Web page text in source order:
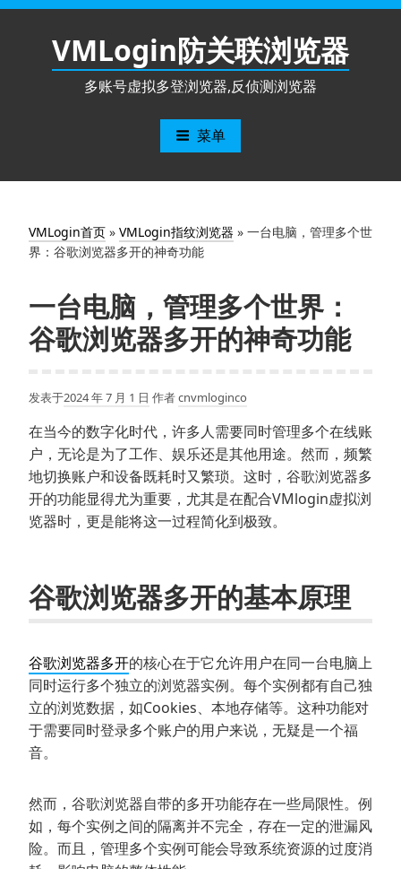
跳
VMLogin防关联浏览器
多账号虚拟多登浏览器,反侦测浏览器
菜单
VMLogin首页 » VMLogin指纹浏览器 » 一台电脑，管理多个世
界：谷歌浏览器多开的神奇功能
一台电脑，管理多个世界：
谷歌浏览器多开的神奇功能
发表于2024 年 7 月 1 日 作者cnvmloginco
在当今的数字化时代，许多人需要同时管理多个在线账
户，无论是为了工作、娱乐还是其他用途。然而，频繁
地切换账户和设备既耗时又繁琐。这时，谷歌浏览器多
开的功能显得尤为重要，尤其是在配合VMlogin虚拟浏
览器时，更是能将这一过程简化到极致。
谷歌浏览器多开的基本原理
谷歌浏览器多开的核心在于它允许用户在同一台电脑上
同时运行多个独立的浏览器实例。每个实例都有自己独
立的浏览数据，如Cookies、本地存储等。这种功能对
于需要同时登录多个账户的用户来说，无疑是一个福
音。
然而，谷歌浏览器自带的多开功能存在一些局限性。例
如，每个实例之间的隔离并不完全，存在一定的泄漏风
险。而且，管理多个实例可能会导致系统资源的过度消